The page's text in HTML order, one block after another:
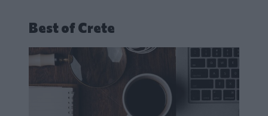
Best of Crete